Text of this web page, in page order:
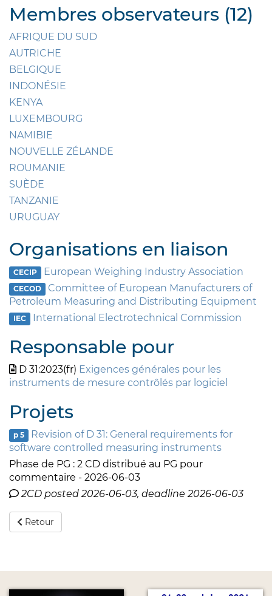
Membres observateurs (12)
AFRIQUE DU SUD
AUTRICHE
BELGIQUE
INDONÉSIE
KENYA
LUXEMBOURG
NAMIBIE
NOUVELLE ZÉLANDE
ROUMANIE
SUÈDE
TANZANIE
URUGUAY
Organisations en liaison
CECIP European Weighing Industry Association
CECOD
Committee of European Manufacturers of
Petroleum Measuring and Distributing Equipment
IEC International Electrotechnical Commission
Responsable pour
D 31:2023(fr) Exigences générales pour les
instruments de mesure contrôlés par logiciel
Projets
p 5
Revision of D 31: General requirements for
software controlled measuring instruments
Phase de PG : 2 CD distribué au PG pour
commentaire - 2026-06-03
2CD posted 2026-06-03, deadline 2026-06-03
Retour